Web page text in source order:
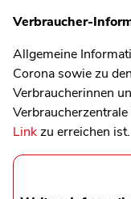
Verbraucher-
Allgemeine
Corona sowie zu
Verbraucherinnen
Linkzu erreichen ist.